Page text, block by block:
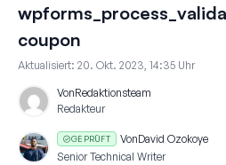
coupon
Aktualisiert: 20. Okt. 2023, 14:35 Uhr
VonRedaktionsteam
Redakteur
GEPRÜFT VonDavid Ozokoye
Senior Technical Writer